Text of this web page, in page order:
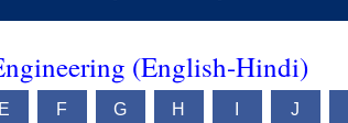
(English-Hindi)
E F G H J